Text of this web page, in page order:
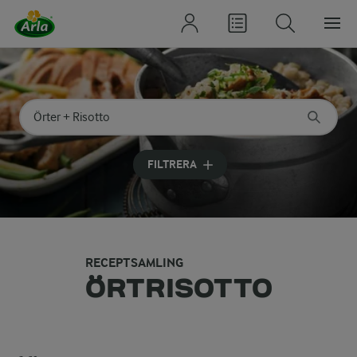
Sök på kategori eller ingrediens
Skriv in sökord för att få förslag
FILTRERA
RECEPTSAMLING
ÖRTRISOTTO